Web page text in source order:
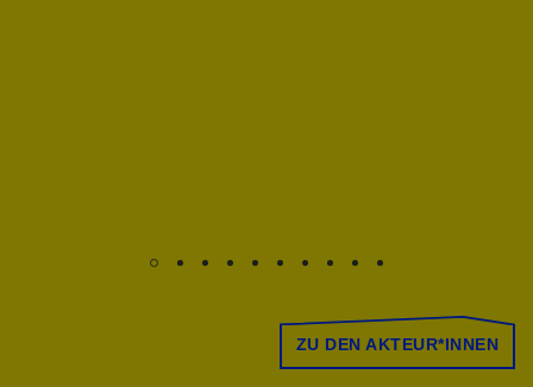
ZU DEN AKTEUR*INNEN